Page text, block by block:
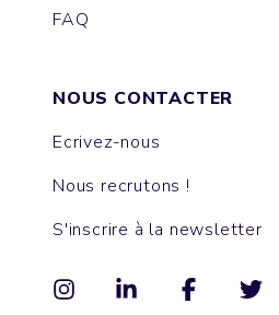
FAQ
NOUS CONTACTER
Ecrivez-nous
Nous recrutons !
S'inscrire à la newsletter